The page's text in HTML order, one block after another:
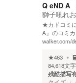
Q eND A
獅子吼れ
★カドコミ
A』のコミ
walker.com/
★463
84,618文字
残酷描写